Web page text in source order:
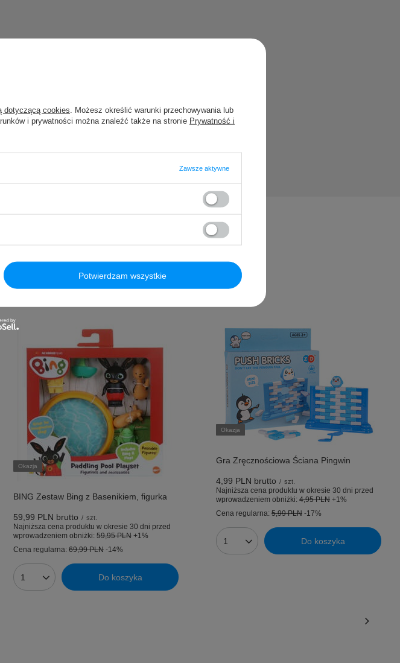
Okazja
BING Zestaw Bing z Basenikiem, figurka
59,99 PLN brutto / szt.
Najniższa cena produktu w okresie 30 dni przed
wprowadzeniem obniżki: 59,95 PLN +1%
Cena regularna: 69,99 PLN -14%
Ilość produktów Do koszyka
Okazja
Gra Zręcznościowa Ściana Pingwin
4,99 PLN brutto / szt.
Najniższa cena produktu w okresie 30 dni przed
wprowadzeniem obniżki: 4,95 PLN +1%
Cena regularna: 5,99 PLN -17%
Ilość produktów Do koszyka
dotyczącą cookies . Możesz określić warunki przechowywania lub
i prywatności można znaleźć także na stronie Prywatność i
Zawsze aktywne
Potwierdzam wszystkie